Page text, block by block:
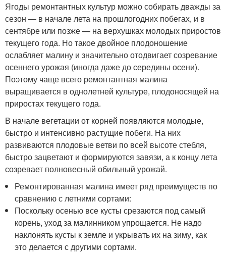
Ягоды ремонтантных культур можно собирать дважды за
сезон — в начале лета на прошлогодних побегах, и в
сентябре или позже — на верхушках молодых приростов
текущего года. Но такое двойное плодоношение
ослабляет малину и значительно отодвигает созревание
осеннего урожая (иногда даже до середины осени).
Поэтому чаще всего ремонтантная малина
выращивается в однолетней культуре, плодоносящей на
приростах текущего года.
В начале вегетации от корней появляются молодые,
быстро и интенсивно растущие побеги. На них
развиваются плодовые ветви по всей высоте стебля,
быстро зацветают и формируются завязи, а к концу лета
созревает полновесный обильный урожай.
Ремонтированная малина имеет ряд преимуществ по
сравнению с летними сортами:
Поскольку осенью все кусты срезаются под самый
корень, уход за малинником упрощается. Не надо
наклонять кусты к земле и укрывать их на зиму, как
это делается с другими сортами.